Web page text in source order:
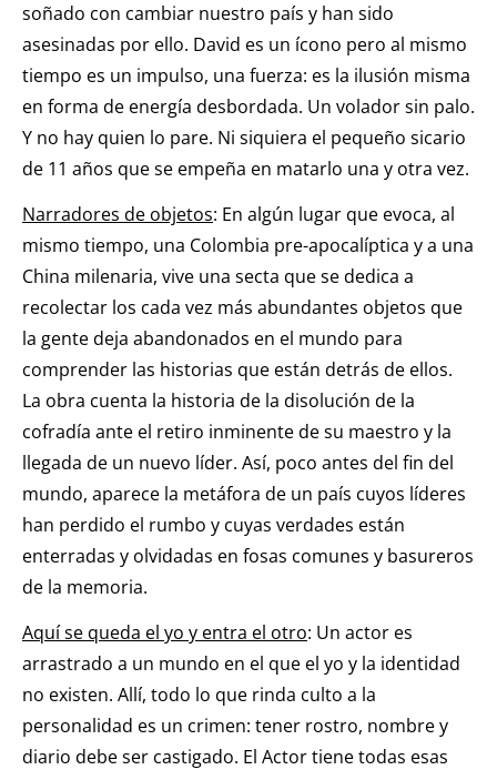
soñado con cambiar nuestro país y han sido
asesinadas por ello. David es un ícono pero al mismo
tiempo es un impulso, una fuerza: es la ilusión misma
en forma de energía desbordada. Un volador sin palo.
Y no hay quien lo pare. Ni siquiera el pequeño sicario
de 11 años que se empeña en matarlo una y otra vez.
Narradores de objetos: En algún lugar que evoca, al
mismo tiempo, una Colombia pre-apocalíptica y a una
China milenaria, vive una secta que se dedica a
recolectar los cada vez más abundantes objetos que
la gente deja abandonados en el mundo para
comprender las historias que están detrás de ellos.
La obra cuenta la historia de la disolución de la
cofradía ante el retiro inminente de su maestro y la
llegada de un nuevo líder. Así, poco antes del fin del
mundo, aparece la metáfora de un país cuyos líderes
han perdido el rumbo y cuyas verdades están
enterradas y olvidadas en fosas comunes y basureros
de la memoria.
Aquí se queda el yo y entra el otro: Un actor es
arrastrado a un mundo en el que el yo y la identidad
no existen. Allí, todo lo que rinda culto a la
personalidad es un crimen: tener rostro, nombre y
diario debe ser castigado. El Actor tiene todas esas